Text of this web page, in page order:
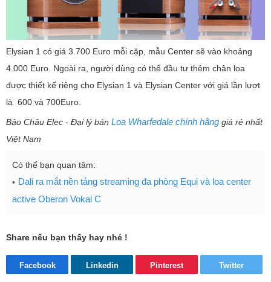
Elysian 1 có giá 3.700 Euro mỗi cặp, mẫu Center sẽ vào khoảng
4.000 Euro. Ngoài ra, người dùng có thể đầu tư thêm chân loa
được thiết kế riêng cho Elysian 1 và Elysian Center với giá lần lượt
là 600 và 700Euro.
Bảo Châu Elec - Đại lý bán Loa Wharfedale chính hãng giá rẻ nhất
Việt Nam
Có thể bạn quan tâm:
Dali ra mắt nền tảng streaming đa phòng Equi và loa center
active Oberon Vokal C
Share nếu bạn thấy hay nhé !
Facebook Linkedin Pinterest Twitter